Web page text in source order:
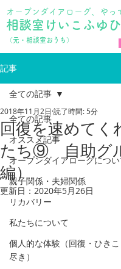
オープンダイアローグ、やっ
相談室けいこふゆひ
​（元・相談室おうち）
記事
全ての記事
オススメ記事
オープンダイアローグにつ
親子関係・夫婦関係
リカバリー
私たちについて
個人的な体験（回復・ひきこ
尽き）
全ての記事
回復を速めてく
たち⑨ 自助グ
編）
2018年11月2日 読了時間: 5分
更新日： 2020年5月26日